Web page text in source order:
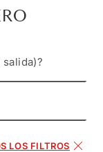
LOS FILTROS